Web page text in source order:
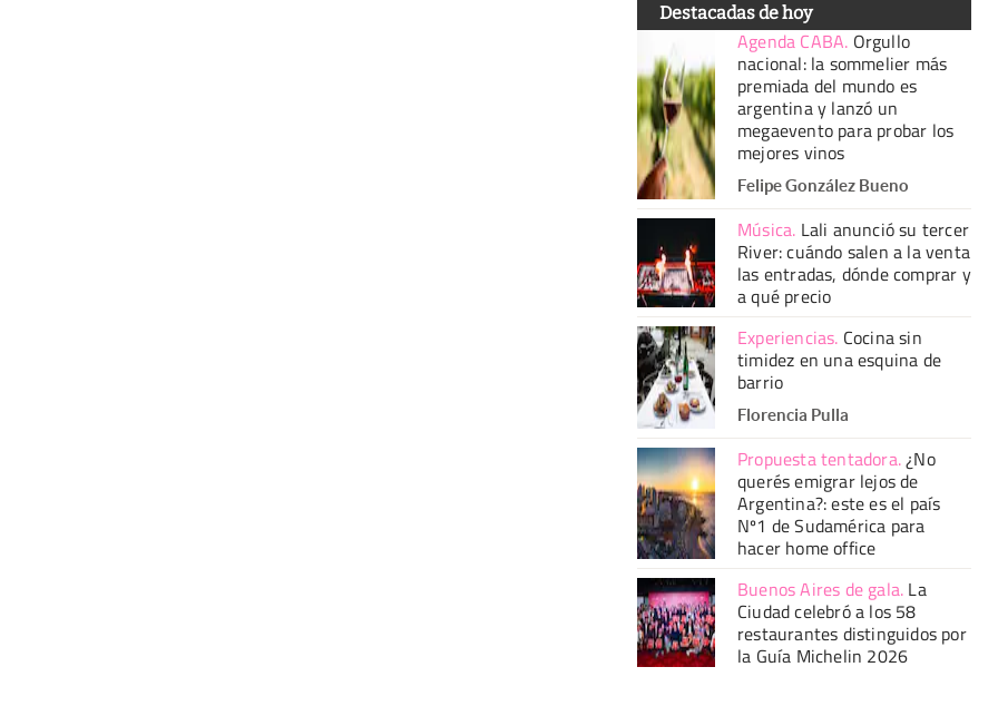
Destacadas de hoy
Agenda CABA. Orgullo
nacional: la sommelier más
premiada del mundo es
argentina y lanzó un
megaevento para probar los
mejores vinos
Felipe González Bueno
Música. Lali anunció su tercer
River: cuándo salen a la venta
las entradas, dónde comprar y
a qué precio
Experiencias. Cocina sin
timidez en una esquina de
barrio
Florencia Pulla
Propuesta tentadora.¿No
querés emigrar lejos de
Argentina?: este es el país
Nº1 de Sudamérica para
hacer home office
Buenos Aires de gala. La
Ciudad celebró a los 58
restaurantes distinguidos por
la Guía Michelin 2026